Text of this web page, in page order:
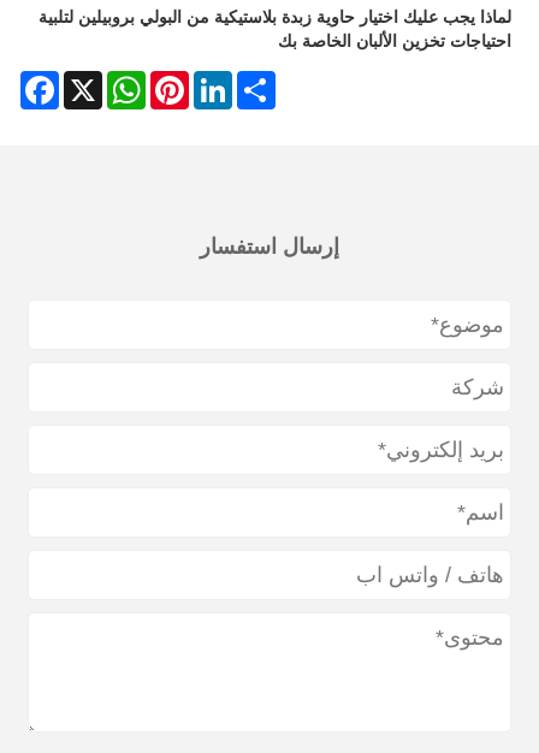
لماذا يجب عليك اختيار حاوية زبدة بلاستيكية من البولي بروبيلين لتلبية
احتياجات تخزين الألبان الخاصة بك
X
WhatsAppPinterestLinkedInShare
إرسال استفسار